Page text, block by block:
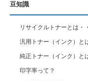
豆知識
リサイクルトナーとは・・
汎用トナー（インク）と
純正トナー（インク）と
印字率って？